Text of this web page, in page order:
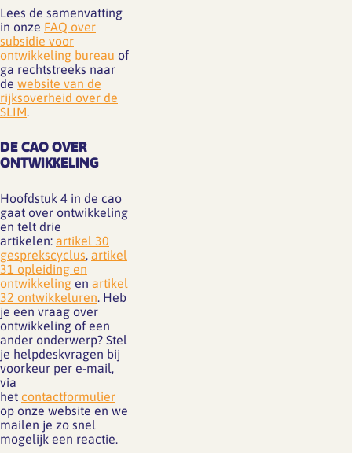
Lees de samenvatting
in onze FAQ over
subsidie voor
ontwikkeling bureau of
ga rechtstreeks naar
de website van de
rijksoverheid over de
SLIM.
DE CAO OVER
ONTWIKKELING
Hoofdstuk 4 in de cao
gaat over ontwikkeling
en telt drie
artikelen: artikel 30
gesprekscyclus, artikel
31 opleiding en
ontwikkeling en artikel
32 ontwikkeluren. Heb
je een vraag over
ontwikkeling of een
ander onderwerp? Stel
je helpdeskvragen bij
voorkeur per e-mail,
via
het contactformulier
op onze website en we
mailen je zo snel
mogelijk een reactie.